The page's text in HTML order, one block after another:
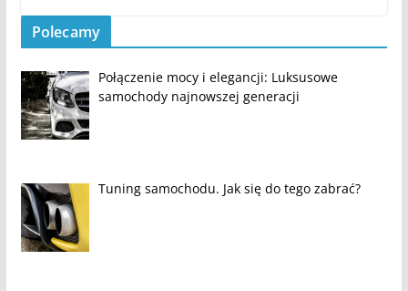
Polecamy
Połączenie mocy i elegancji: Luksusowe
samochody najnowszej generacji
Tuning samochodu. Jak się do tego zabrać?